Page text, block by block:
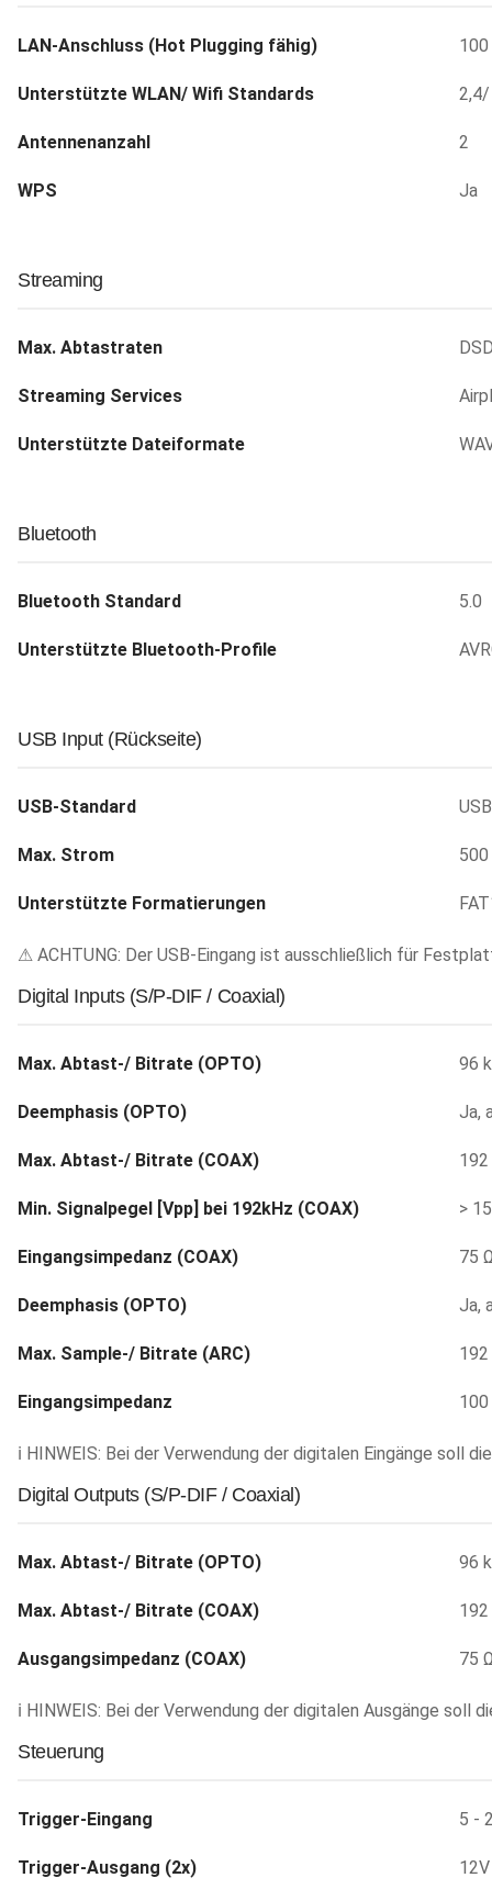
LAN-Anschluss (Hot Plugging fähig)
Unterstützte WLAN/ Wifi Standards
Antennenanzahl 2
WPS Ja
Streaming
Max. Abtastraten
Streaming Services
Unterstützte Dateiformate
Bluetooth
Bluetooth Standard 5.0
Unterstützte Bluetooth-Profile
USB Input (Rückseite)
USB-Standard
Max. Strom
Unterstützte Formatierungen
⚠ ACHTUNG: Der USB-Eingang ist ausschließlich für
Digital Inputs (S/P-DIF / Coaxial)
Max. Abtast-/ Bitrate (OPTO) 96
Deemphasis (OPTO) Ja,
Max. Abtast-/ Bitrate (COAX)
Min. Signalpegel [Vpp] bei 192kHz (COAX) >
Eingangsimpedanz (COAX) 75
Deemphasis (OPTO) Ja,
Max. Sample-/ Bitrate (ARC)
Eingangsimpedanz
ℹ HINWEIS: Bei der Verwendung der digitalen Eingänge soll
Digital Outputs (S/P-DIF / Coaxial)
Max. Abtast-/ Bitrate (OPTO) 96
Max. Abtast-/ Bitrate (COAX)
Ausgangsimpedanz (COAX) 75
ℹ HINWEIS: Bei der Verwendung der digitalen Ausgänge
Steuerung
Trigger-Eingang 5 -
Trigger-Ausgang (2x) 12V